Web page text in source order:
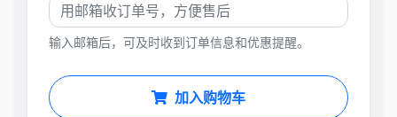
输入邮箱后，可及时收到订单信息和优惠提醒。
加入购物车